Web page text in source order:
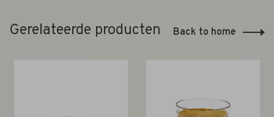
Gerelateerde producten Back to home